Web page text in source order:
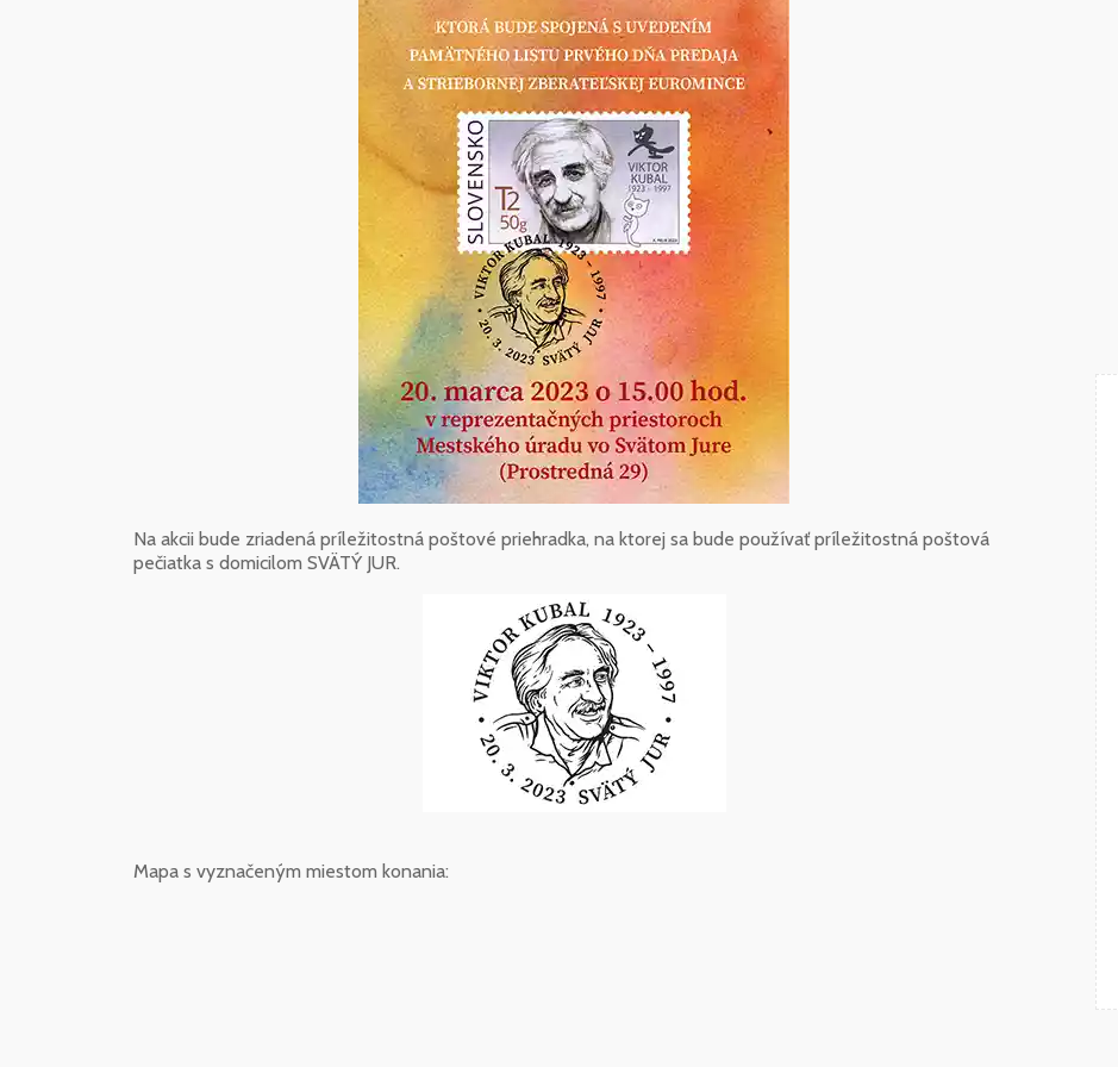
Na akcii bude zriadená príležitostná poštové priehradka, na ktorej sa bude používať príležitostná poštová
pečiatka s domicilom SVÄTÝ JUR.
Mapa s vyznačeným miestom konania: